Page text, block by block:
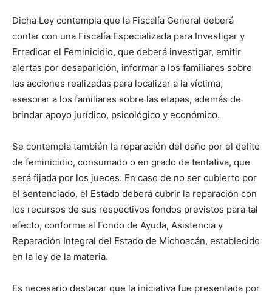
Dicha Ley contempla que la Fiscalía General deberá
contar con una Fiscalía Especializada para Investigar y
Erradicar el Feminicidio, que deberá investigar, emitir
alertas por desaparición, informar a los familiares sobre
las acciones realizadas para localizar a la víctima,
asesorar a los familiares sobre las etapas, además de
brindar apoyo jurídico, psicológico y económico.
Se contempla también la reparación del daño por el delito
de feminicidio, consumado o en grado de tentativa, que
será fijada por los jueces. En caso de no ser cubierto por
el sentenciado, el Estado deberá cubrir la reparación con
los recursos de sus respectivos fondos previstos para tal
efecto, conforme al Fondo de Ayuda, Asistencia y
Reparación Integral del Estado de Michoacán, establecido
en la ley de la materia.
Es necesario destacar que la iniciativa fue presentada por